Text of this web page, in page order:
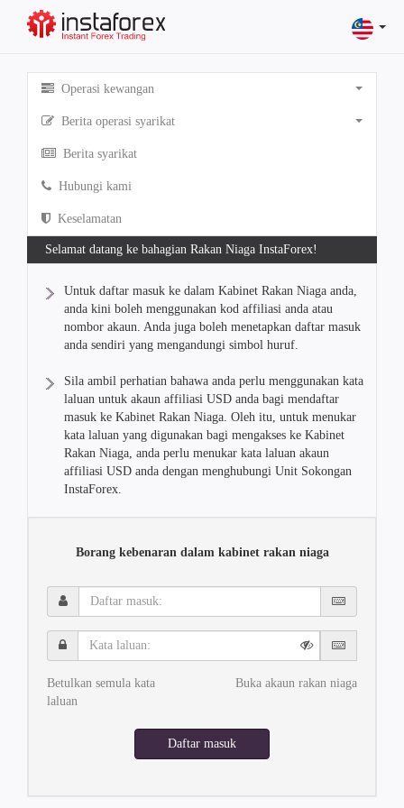
Operasi kewangan
Berita operasi syarikat
Berita syarikat
Hubungi kami
Keselamatan
Selamat datang ke bahagian Rakan Niaga InstaForex!
Untuk daftar masuk ke dalam Kabinet Rakan Niaga anda,
anda kini boleh menggunakan kod affiliasi anda atau
nombor akaun. Anda juga boleh menetapkan daftar masuk
anda sendiri yang mengandungi simbol huruf.
Sila ambil perhatian bahawa anda perlu menggunakan kata
laluan untuk akaun affiliasi USD anda bagi mendaftar
masuk ke Kabinet Rakan Niaga. Oleh itu, untuk menukar
kata laluan yang digunakan bagi mengakses ke Kabinet
Rakan Niaga, anda perlu menukar kata laluan akaun
affiliasi USD anda dengan menghubungi Unit Sokongan
InstaForex.
Borang kebenaran dalam kabinet rakan niaga
Daftar
masuk:
Kata
laluan:
Betulkan semula kata
laluan
Buka akaun rakan niaga
Daftar masuk